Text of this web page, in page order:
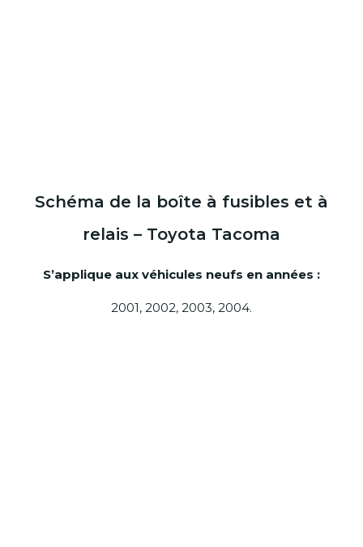
Schéma de la boîte à fusibles et à
relais – Toyota Tacoma
S’applique aux véhicules neufs en années :
2001, 2002, 2003, 2004.